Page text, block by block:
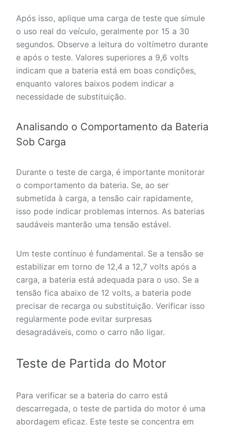
Após isso, aplique uma carga de teste que simule
o uso real do veículo, geralmente por 15 a 30
segundos. Observe a leitura do voltímetro durante
e após o teste. Valores superiores a 9,6 volts
indicam que a bateria está em boas condições,
enquanto valores baixos podem indicar a
necessidade de substituição.
Analisando o Comportamento da Bateria
Sob Carga
Durante o teste de carga, é importante monitorar
o comportamento da bateria. Se, ao ser
submetida à carga, a tensão cair rapidamente,
isso pode indicar problemas internos. As baterias
saudáveis manterão uma tensão estável.
Um teste contínuo é fundamental. Se a tensão se
estabilizar em torno de 12,4 a 12,7 volts após a
carga, a bateria está adequada para o uso. Se a
tensão fica abaixo de 12 volts, a bateria pode
precisar de recarga ou substituição. Verificar isso
regularmente pode evitar surpresas
desagradáveis, como o carro não ligar.
Teste de Partida do Motor
Para verificar se a bateria do carro está
descarregada, o teste de partida do motor é uma
abordagem eficaz. Este teste se concentra em